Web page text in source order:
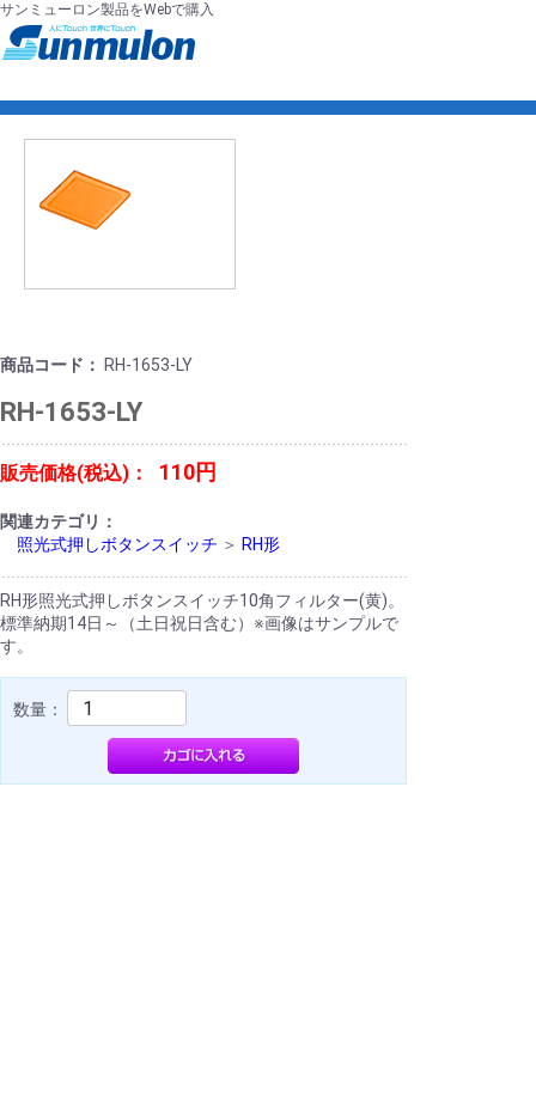
サンミューロン製品をWebで購入
商品コード： RH-1653-LY
RH-1653-LY
販売価格(税込)： 110円
関連カテゴリ：
照光式押しボタンスイッチ ＞ RH形
RH形照光式押しボタンスイッチ10角フィルター(黄)。
標準納期14日～（土日祝日含む）※画像はサンプルで
す。
数量：